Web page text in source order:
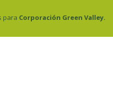
para Corporación Green Valley.